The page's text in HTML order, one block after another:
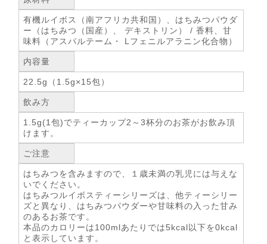
有機ルイボス（南アフリカ共和国）、はちみつパウダ
ー（はちみつ（国産）、 デキストリン） / 香料、甘
味料（アスパルテーム・ Lフェニルアラニン化合物）
内容量
22.5g（1.5g×15包）
飲み方
1.5g(1包)でティーカップ2～3杯分のお茶がお飲み頂
けます。
ご注意
はちみつを含みますので、１歳未満の乳児には与えな
いでください。
はちみつルイボスティーシリーズは、他ティーシリー
ズと異なり、はちみつパウダーや甘味料の入った甘み
のあるお茶です。
本品のカロリーは100mlあたりでは5kcal以下を0kcal
と表示しています。